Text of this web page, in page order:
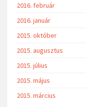
2016. február
2016. január
2015. október
2015. augusztus
2015. július
2015. május
2015. március